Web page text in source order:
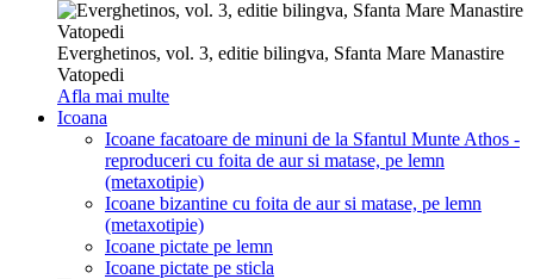
Everghetinos, vol. 3, editie bilingva, Sfanta Mare Manastire
Vatopedi
Afla mai multe
Icoana
Icoane facatoare de minuni de la Sfantul Munte Athos -
reproduceri cu foita de aur si matase, pe lemn
(metaxotipie)
Icoane bizantine cu foita de aur si matase, pe lemn
(metaxotipie)
Icoane pictate pe lemn
Icoane pictate pe sticla